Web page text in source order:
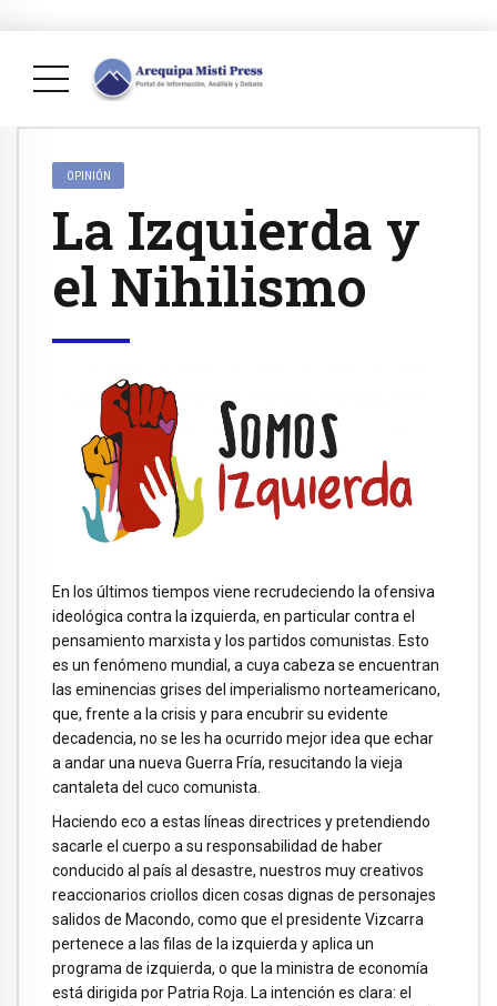
OPINIÓN
La Izquierda y
el Nihilismo
En los últimos tiempos viene recrudeciendo la ofensiva
ideológica contra la izquierda, en particular contra el
pensamiento marxista y los partidos comunistas. Esto
es un fenómeno mundial, a cuya cabeza se encuentran
las eminencias grises del imperialismo norteamericano,
que, frente a la crisis y para encubrir su evidente
decadencia, no se les ha ocurrido mejor idea que echar
a andar una nueva Guerra Fría, resucitando la vieja
cantaleta del cuco comunista.
Haciendo eco a estas líneas directrices y pretendiendo
sacarle el cuerpo a su responsabilidad de haber
conducido al país al desastre, nuestros muy creativos
reaccionarios criollos dicen cosas dignas de personajes
salidos de Macondo, como que el presidente Vizcarra
pertenece a las filas de la izquierda y aplica un
programa de izquierda, o que la ministra de economía
está dirigida por Patria Roja. La intención es clara: el